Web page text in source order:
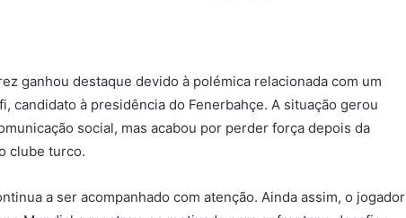
ganhou destaque devido à polémica relacionada com um
candidato à presidência do Fenerbahçe. A situação gerou
social, mas acabou por perder força depois da
clube turco.
a ser acompanhado com atenção. Ainda assim, o jogador